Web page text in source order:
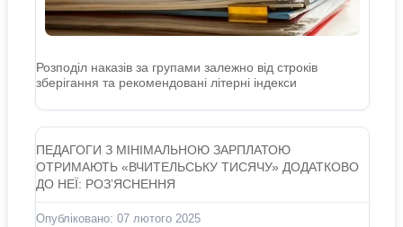
Розподіл наказів за групами залежно від строків
зберігання та рекомендовані літерні індекси
ПЕДАГОГИ З МІНІМАЛЬНОЮ ЗАРПЛАТОЮ
ОТРИМАЮТЬ «ВЧИТЕЛЬСЬКУ ТИСЯЧУ» ДОДАТКОВО
ДО НЕЇ: РОЗʼЯСНЕННЯ
Опубліковано: 07 лютого 2025